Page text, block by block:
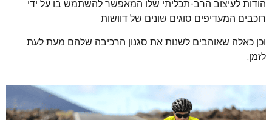
הודות לעיצוב הרב-תכליתי שלו המאפשר להשתמש בו על ידי
רוכבים המעדיפים סוגים שונים של דוושות
וכן כאלה שאוהבים לשנות את סגנון הרכיבה שלהם מעת לעת
לזמן.